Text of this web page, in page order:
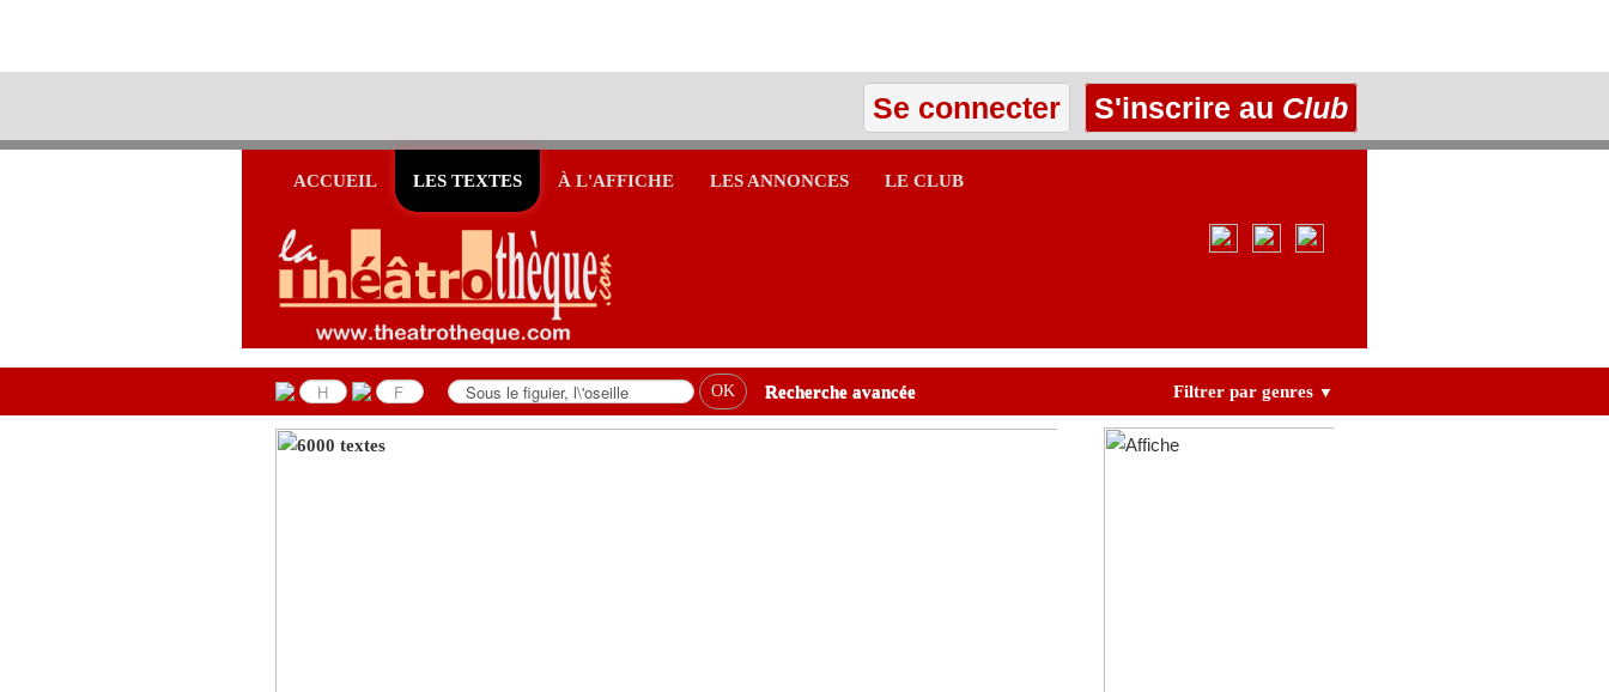
Se connecter S'inscrire au Club
ACCUEIL LES TEXTES À L'AFFICHE LES ANNONCES LE CLUB
Recherche avancée Filtrer par genres ▼